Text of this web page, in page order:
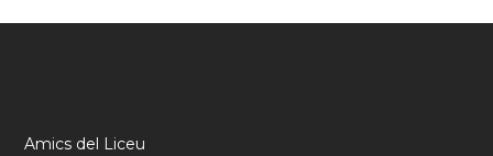
Amics del Liceu